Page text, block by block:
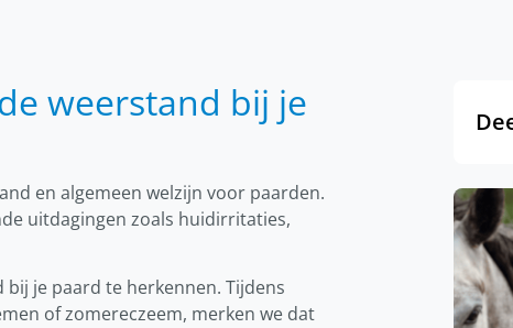
weerstand bij je
en algemeen welzijn voor paarden.
uitdagingen zoals huidirritaties,
je paard te herkennen. Tijdens
of zomereczeem, merken we dat